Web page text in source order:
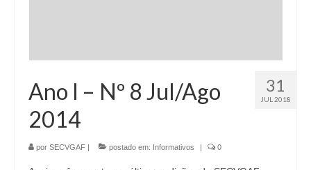
31
JUL 2018
Ano I – Nº 8 Jul/Ago
2014
por SECVGAF postado em: Informativos 0